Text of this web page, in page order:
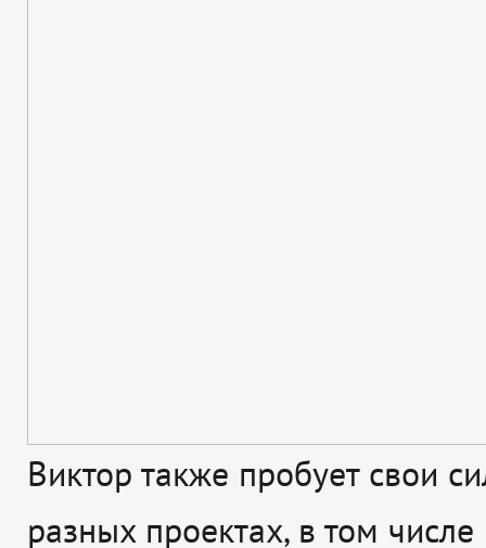
Виктор также пробует свои
разных проектах, в том числе